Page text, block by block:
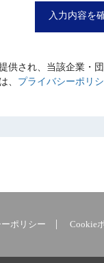
入力内容を
され、当該企業・
、 プライバシーポリ
ポリシー Cookie